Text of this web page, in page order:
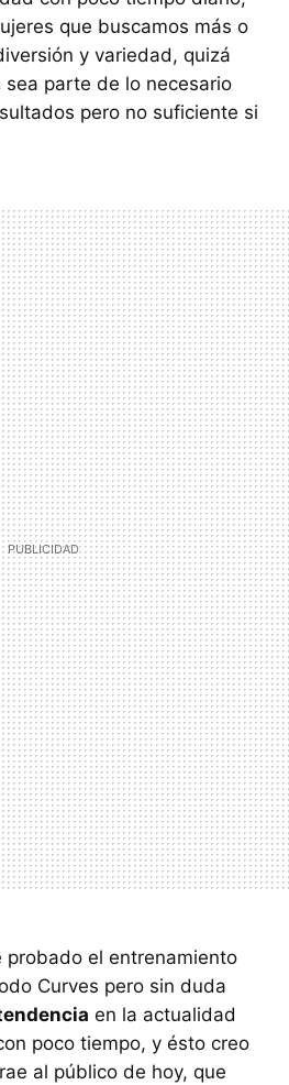
que buscamos más o
y variedad, quizá
sea parte de lo necesario
pero no suficiente si
probado el entrenamiento
Curves pero sin duda
en la actualidad
poco tiempo, y ésto creo
al público de hoy, que